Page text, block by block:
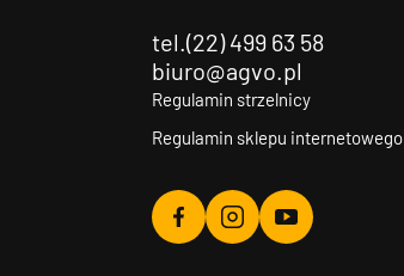
tel.(22) 499 63 58
biuro@agvo.pl
Regulamin strzelnicy
Regulamin sklepu internetowego
Agvo
Agvo
Agvo